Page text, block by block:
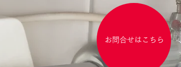
お問合せはこちら